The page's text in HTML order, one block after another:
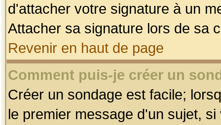
d'attacher votre signature à un
Attacher sa signature lors de sa
Revenir en haut de page
Comment puis-je créer un
Créer un sondage est facile;
le premier message d'un sujet,